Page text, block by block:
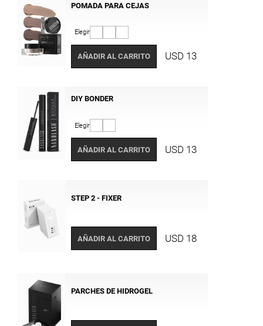
POMADA PARA CEJAS
Elegir
AÑADIR AL CARRITO USD 13
DIY BONDER
Elegir
AÑADIR AL CARRITO USD 13
STEP 2 - FIXER
AÑADIR AL CARRITO USD 18
PARCHES DE HIDROGEL